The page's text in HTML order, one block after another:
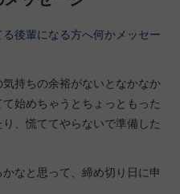
後輩になる方へ何かメッセー
持ちの余裕がないとなかなか
始めちゃうとちょっともった
、慌ててやらないで準備した
なと思って、締め切り日に申